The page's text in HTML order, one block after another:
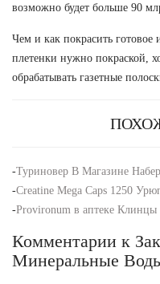
возможно будет больше 90
Чем и как покрасить готовое
плетенки нужно покраской,
обрабатывать газетные
-Туриновер В Магазине
-Creatine Mega Caps 1250
-Provironum в аптеке Клинцы
Комментарии к
Минеральные